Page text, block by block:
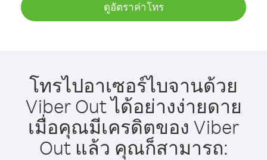
ดูอัตราค่าโทร
โทรไปอาเซอร์ไบจานด้วย
Viber Out ได้อย่างง่ายดาย
เมื่อคุณมีเครดิตของ Viber
Out แล้ว คุณก็สามารถ: